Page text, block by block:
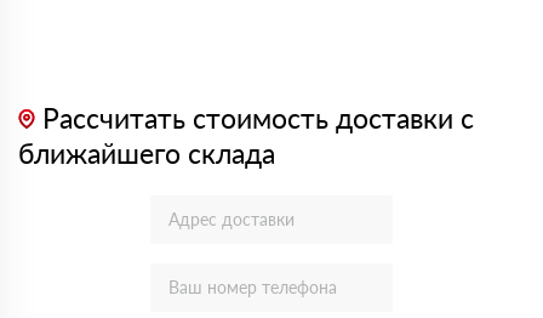
Рассчитать стоимость доставки с
ближайшего склада